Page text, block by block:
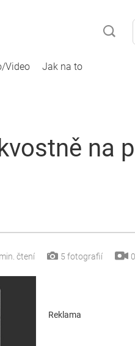
Video Jak na to
na
čtení 5 fotografií 0
Reklama